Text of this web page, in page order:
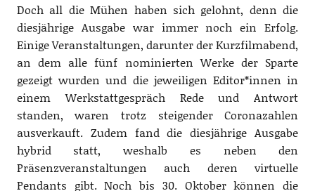
Doch all die Mühen haben sich gelohnt, denn die
diesjährige Ausgabe war immer noch ein Erfolg.
Einige Veranstaltungen, darunter der Kurzfilmabend,
an dem alle fünf nominierten Werke der Sparte
gezeigt wurden und die jeweiligen Editor*innen in
einem Werkstattgespräch Rede und Antwort
standen, waren trotz steigender Coronazahlen
ausverkauft. Zudem fand die diesjährige Ausgabe
hybrid statt, weshalb es neben den
Präsenzveranstaltungen auch deren virtuelle
Pendants gibt. Noch bis 30. Oktober können die